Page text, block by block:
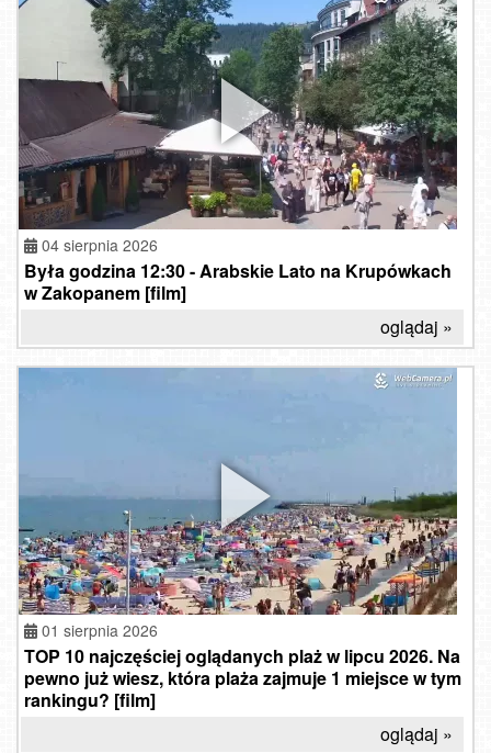
04 sierpnia 2026
Była godzina 12:30 - Arabskie Lato na Krupówkach
w Zakopanem [film]
oglądaj »
01 sierpnia 2026
TOP 10 najczęściej oglądanych plaż w lipcu 2026. Na
pewno już wiesz, która plaża zajmuje 1 miejsce w tym
rankingu? [film]
oglądaj »